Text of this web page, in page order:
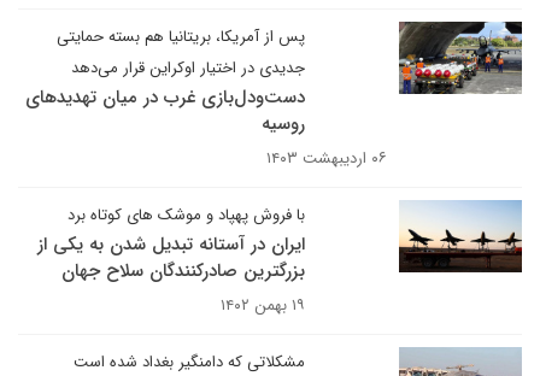
پس از آمریکا، بریتانیا هم بسته حمایتی
جدیدی در اختیار اوکراین قرار می‌دهد
دست‌و‌دل‌بازی غرب در میان تهدیدهای
روسیه ‌
۰۶ اردیبهشت ۱۴۰۳
با فروش پهپاد و موشک های کوتاه برد
ایران در آستانه تبدیل شدن به یکی از
بزرگترین صادرکنندگان سلاح جهان
۱۹ بهمن ۱۴۰۲
مشکلاتی که دامنگیر بغداد شده است